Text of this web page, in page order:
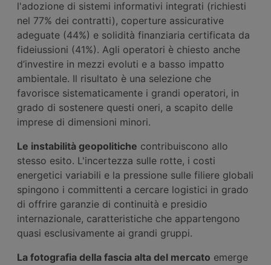
l'adozione di sistemi informativi integrati (richiesti
nel 77% dei contratti), coperture assicurative
adeguate (44%) e solidità finanziaria certificata da
fideiussioni (41%). Agli operatori è chiesto anche
d’investire in mezzi evoluti e a basso impatto
ambientale. Il risultato è una selezione che
favorisce sistematicamente i grandi operatori, in
grado di sostenere questi oneri, a scapito delle
imprese di dimensioni minori.
Le instabilità geopolitiche contribuiscono allo
stesso esito. L'incertezza sulle rotte, i costi
energetici variabili e la pressione sulle filiere globali
spingono i committenti a cercare logistici in grado
di offrire garanzie di continuità e presidio
internazionale, caratteristiche che appartengono
quasi esclusivamente ai grandi gruppi.
La fotografia della fascia alta del mercato emerge